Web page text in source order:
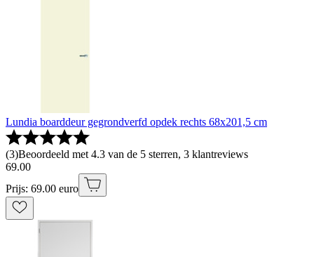
Lundia boarddeur gegrondverfd opdek rechts 68x201,5 cm
(3)Beoordeeld met 4.3 van de 5 sterren, 3 klantreviews
69.00
Prijs: 69.00 euro